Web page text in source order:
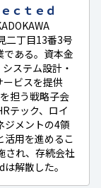
ｃｔｅｄ
二丁目13番3号
である。資本金
ステム設計・
ビスを提供
担う戦略子会
テック、ロイ
ジメントの4領
活用を進めるこ
され、存続会社
解散した。